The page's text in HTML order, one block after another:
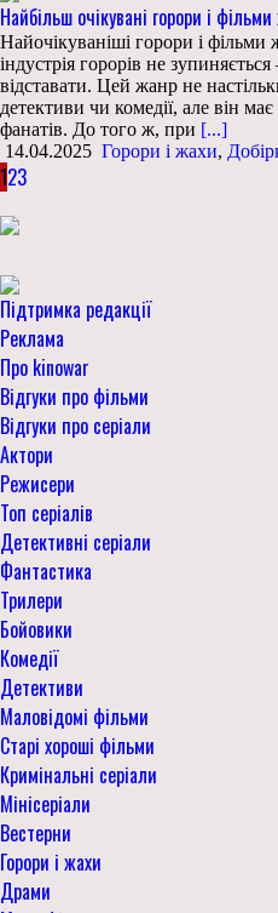
Найбільш очікувані горори і
Найочікуваніші горори і
індустрія горорів не
відставати. Цей жанр не
детективи чи комедії, але він
фанатів. До того ж, при [...]
14.04.2025 Горори і жахи,
123
Підтримка редакції
Реклама
Про kinowar
Відгуки про фільми
Відгуки про серіали
Актори
Режисери
Топ серіалів
Детективні серіали
Фантастика
Трилери
Бойовики
Комедії
Детективи
Маловідомі фільми
Старі хороші фільми
Кримінальні серіали
Мінісеріали
Вестерни
Горори і жахи
Драми